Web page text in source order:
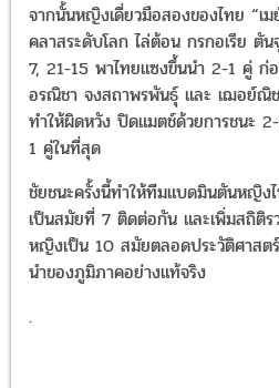
จากนั้นหญิงเดี่ยวมือสองของไทย “เ
คลาสระดับโลก ไล่ต้อน กรกอเรีย ตั
7, 21-15 พาไทยแซงขึ้นนำ 2-1 คู่ ก่
อรณิชา จงสถาพรพันธุ์ และ เฌอย์ณิ
ทำให้ผิดหวัง ปิดแมตช์ด้วยการชนะ
1 คู่ในที่สุด
ชัยชนะครั้งนี้ทำให้ทีมแบดมินตันหญิง
เป็นสมัยที่ 7 ติดต่อกัน และเพิ่มสถิติร
หญิงเป็น 10 สมัยตลอดประวัติศาส
นำของภูมิภาคอย่างแท้จริง
.